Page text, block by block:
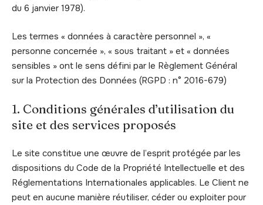
du 6 janvier 1978).
Les termes « données à caractère personnel », «
personne concernée », « sous traitant » et « données
sensibles » ont le sens défini par le Règlement Général
sur la Protection des Données (RGPD : n° 2016-679)
1. Conditions générales d’utilisation du
site et des services proposés
Le site constitue une œuvre de l’esprit protégée par les
dispositions du Code de la Propriété Intellectuelle et des
Réglementations Internationales applicables. Le Client ne
peut en aucune manière réutiliser, céder ou exploiter pour